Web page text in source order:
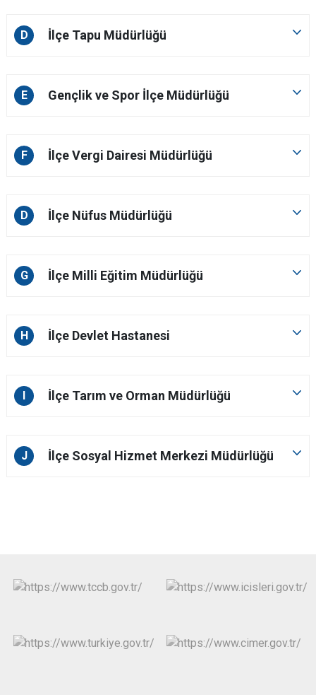
D İlçe Tapu Müdürlüğü
E Gençlik ve Spor İlçe Müdürlüğü
F İlçe Vergi Dairesi Müdürlüğü
D İlçe Nüfus Müdürlüğü
G İlçe Milli Eğitim Müdürlüğü
H İlçe Devlet Hastanesi
I İlçe Tarım ve Orman Müdürlüğü
J İlçe Sosyal Hizmet Merkezi Müdürlüğü